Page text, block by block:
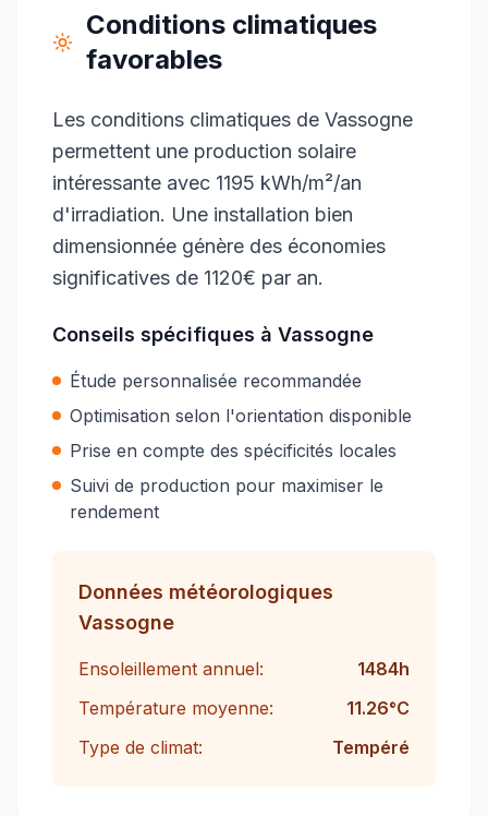
Conditions climatiques
favorables
Les conditions climatiques de Vassogne
permettent une production solaire
intéressante avec 1195 kWh/m²/an
d'irradiation. Une installation bien
dimensionnée génère des économies
significatives de 1120€ par an.
Conseils spécifiques à Vassogne
Étude personnalisée recommandée
Optimisation selon l'orientation disponible
Prise en compte des spécificités locales
Suivi de production pour maximiser le
rendement
Données météorologiques
Vassogne
Ensoleillement annuel: 1484h
Température moyenne:
11.26°C
Type de climat:
Tempéré